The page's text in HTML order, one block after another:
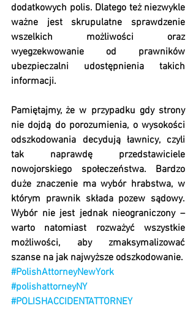
dodatkowych polis. Dlatego też niezwykle
ważne jest skrupulatne sprawdzenie
wszelkich możliwości oraz
wyegzekwowanie od prawników
ubezpieczalni udostępnienia takich
informacji.
Pamiętajmy, że w przypadku gdy strony
nie dojdą do porozumienia, o wysokości
odszkodowania decydują ławnicy, czyli
tak naprawdę przedstawiciele
nowojorskiego społeczeństwa. Bardzo
duże znaczenie ma wybór hrabstwa, w
którym prawnik składa pozew sądowy.
Wybór nie jest jednak nieograniczony –
warto natomiast rozważyć wszystkie
możliwości, aby zmaksymalizować
szanse na jak najwyższe odszkodowanie.
#PolishAttorneyNewYork
#polishattorneyNY
#POLISHACCIDENTATTORNEY